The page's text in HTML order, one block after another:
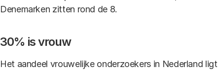
Denemarken zitten rond de 8.
30% is vrouw
Het aandeel vrouwelijke onderzoekers in Nederland ligt